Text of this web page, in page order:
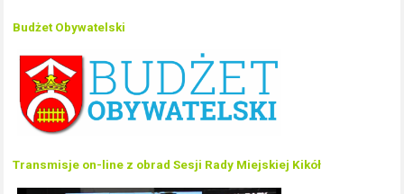
Budżet Obywatelski
Transmisje on-line z obrad Sesji Rady Miejskiej Kikół